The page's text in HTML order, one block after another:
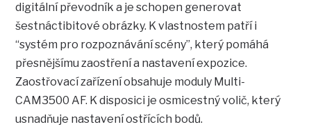
digitální převodník a je schopen generovat
šestnáctibitové obrázky. K vlastnostem patří i
“systém pro rozpoznávání scény”, který pomáhá
přesnějšímu zaostření a nastavení expozice.
Zaostřovací zařízení obsahuje moduly Multi-
CAM3500 AF. K disposici je osmicestný volič, který
usnadňuje nastavení ostřících bodů.